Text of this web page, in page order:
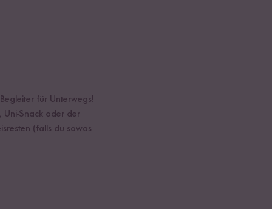
für Unterwegs!
Uni-Snack oder der
(falls du sowas